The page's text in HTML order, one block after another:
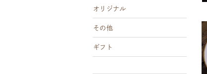
オリジナル
その他
ギフト